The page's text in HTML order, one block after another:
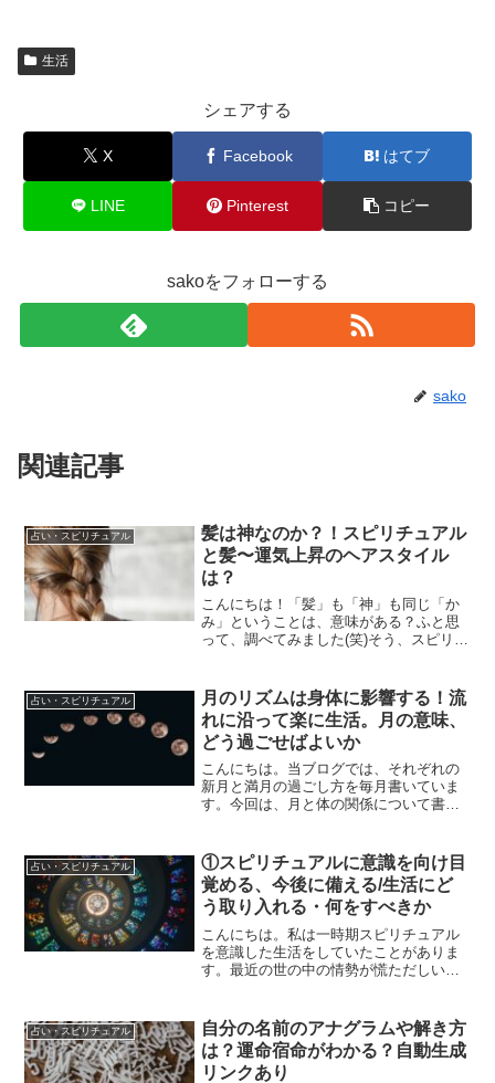
生活
シェアする
X Facebook はてブ
LINE Pinterest コピー
sakoをフォローする
sako
関連記事
占い・スピリチュアル
髪は神なのか？！スピリチュアル
と髪〜運気上昇のヘアスタイル
は？
こんにちは！「髪」も「神」も同じ「か
み」ということは、意味がある？ふと思
って、調べてみました(笑)そう、スピリチ
ピリチュアルの関係について書いていき
たいと思います。髪は...
占い・スピリチュアル
月のリズムは身体に影響する！流
れに沿って楽に生活。月の意味、
どう過ごせばよいか
こんにちは。当ブログでは、それぞれの
新月と満月の過ごし方を毎月書いていま
す。今回は、月と体の関係について書い
月の意味、どう過ごせばよいか月のリズ
ム月は約29日半で、「新...
占い・スピリチュアル
①スピリチュアルに意識を向け目
覚める、今後に備える/生活にど
う取り入れる・何をすべきか
こんにちは。私は一時期スピリチュアル
を意識した生活をしていたことがありま
す。最近の世の中の情勢が慌ただしいの
た。同じような気持ちの人もいるかもし
れませんので、どのように生...
占い・スピリチュアル
自分の名前のアナグラムや解き方
は？運命宿命がわかる？自動生成
リンクあり